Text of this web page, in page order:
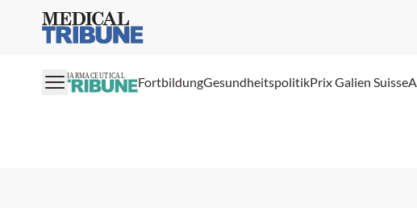
Medical Tribune
PHARMACEUTICAL FortbildungGesundheitspolitikPrix Galien Suisse